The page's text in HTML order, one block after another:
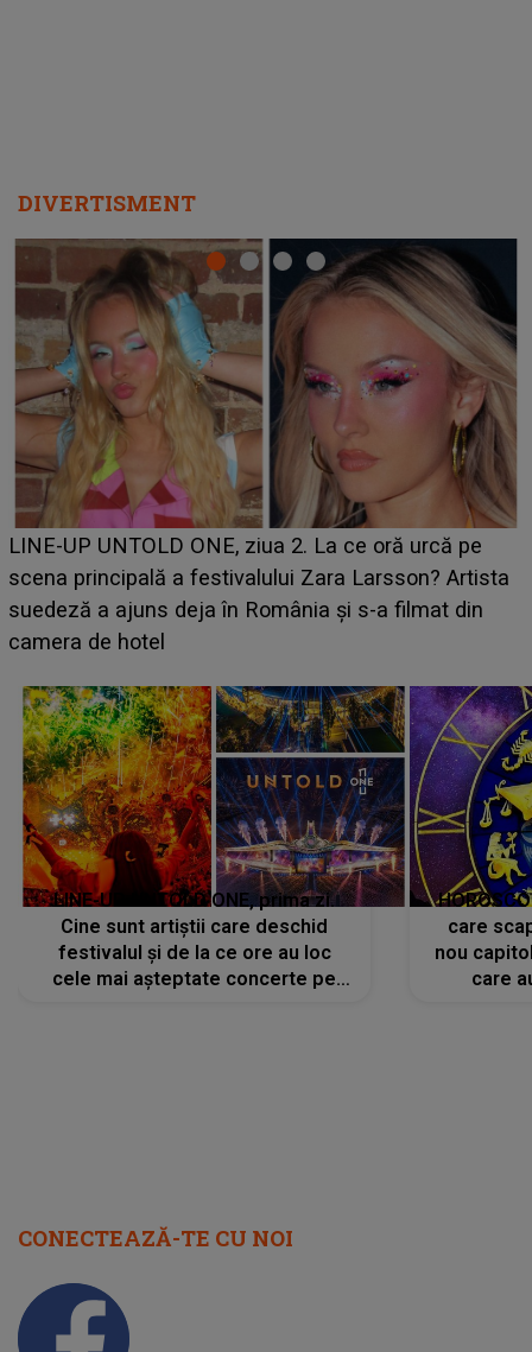
DIVERTISMENT
Ce a dezvăluit noua concurentă din "Casa Iubirii" l-a
luat prin surprindere pe Emanuel. CINE ESTE
BĂIATUL VIZAT de Alexandra?! Aflându-se în fața
faptului împlinit, A RECUNOSCUT IMEDIAT: "Am
LINE-UP UNTOLD ONE, prima zi.
Cine sunt artiștii care deschid
festivalul și de la ce ore au loc
cele mai așteptate concerte pe
care
nou
care
CONECTEAZĂ-TE CU NOI